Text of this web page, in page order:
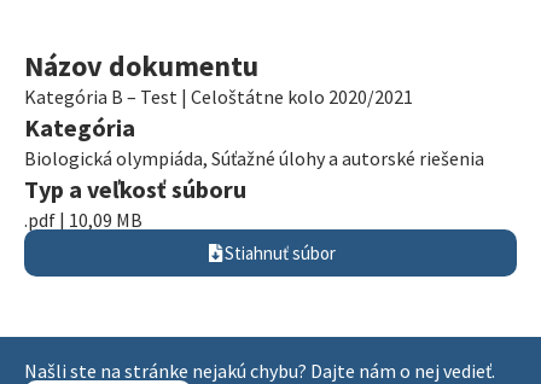
Názov dokumentu
Kategória B – Test | Celoštátne kolo 2020/2021
Kategória
Biologická olympiáda, Súťažné úlohy a autorské riešenia
Typ a veľkosť súboru
.pdf | 10,09 MB
Stiahnuť súbor
Našli ste na stránke nejakú chybu? Dajte nám o nej vedieť.